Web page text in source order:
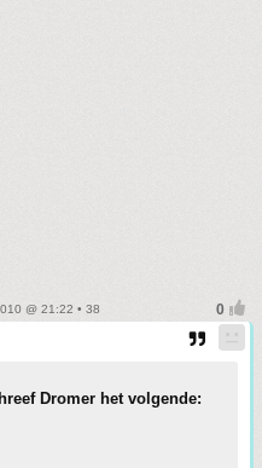
@ 21:22 • 38
Dromer het volgende: